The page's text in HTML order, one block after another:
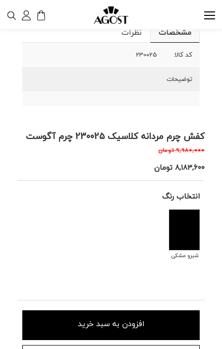
کفش چرم مردانه کلاسیک 230025 چرم آگوست
۹,۹۸۰,۰۰۰ تومان
۸,۱۸۳,۶۰۰تومان
انتخاب رنگ
شبرو مشکی
افزودن به سبد خرید
مشخصات نظرات
کد کالا: 230025
توضیحات